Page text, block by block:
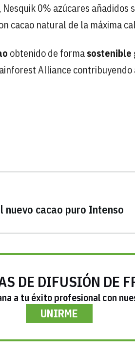
0% azúcares
cacao natural de la máxima
obtenido de formasostenible
Alliance
nuevo cacao puro Intenso
DE DIFUSIÓN DE
a tu éxito profesional con
UNIRME